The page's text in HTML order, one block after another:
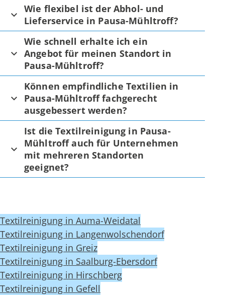
Wie flexibel ist der Abhol- und
Lieferservice in Pausa-Mühltroff?
Wie schnell erhalte ich ein
Angebot für meinen Standort in
Pausa-Mühltroff?
Können empfindliche Textilien in
Pausa-Mühltroff fachgerecht
ausgebessert werden?
Ist die Textilreinigung in Pausa-
Mühltroff auch für Unternehmen
mit mehreren Standorten
geeignet?
Textilreinigung in Auma-Weidatal
Textilreinigung in Langenwolschendorf
Textilreinigung in Greiz
Textilreinigung in Saalburg-Ebersdorf
Textilreinigung in Hirschberg
Textilreinigung in Gefell